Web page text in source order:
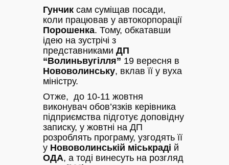
Гунчик сам суміщав посади,
коли працював у автокорпорації
Порошенка. Тому, обкатавши
ідею на зустрічі з
представниками ДП
“Волиньвугілля” 19 вересня в
Нововолинську, вклав її у вуха
міністру.
Отже, до 10-11 жовтня
виконувач обов’язків керівника
підприємства підготує доповідну
записку, у жовтні на ДП
розроблять програму, узгодять її
у Нововолинській міськраді й
ОДА, а тоді винесуть на розгляд